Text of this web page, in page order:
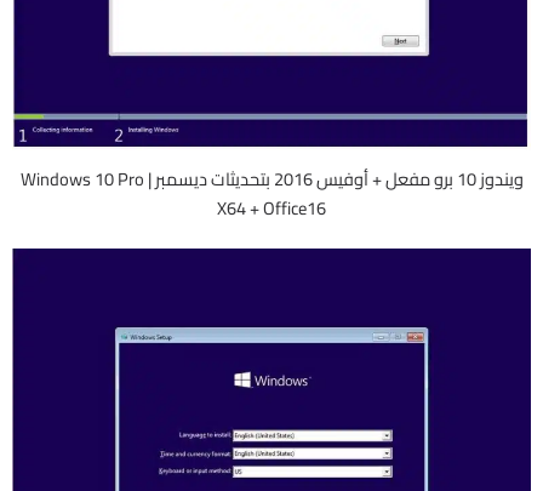
ويندوز 10 برو مفعل + أوفيس 2016 بتحديثات ديسمبر | Windows 10 Pro
X64 + Office16